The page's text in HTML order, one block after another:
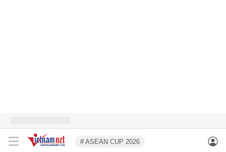
# ASEAN CUP 2026